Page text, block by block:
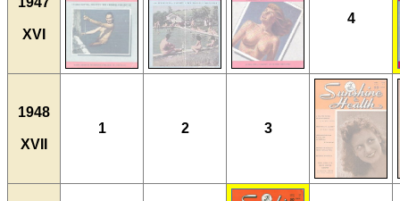
XVI
4
1948
XVII
1 2 3